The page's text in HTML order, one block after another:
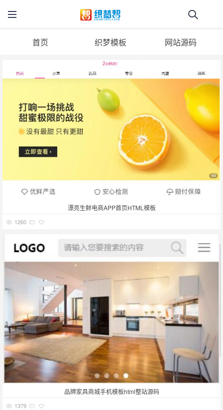
首页 织梦模板 网站源码
漂亮生鲜电商APP首页HTML模板
1260
品牌家具商城手机模板html整站源码
1379